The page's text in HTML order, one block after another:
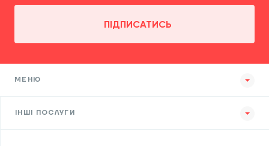
ПІДПИСАТИСЬ
МЕНЮ
ІНШІ ПОСЛУГИ